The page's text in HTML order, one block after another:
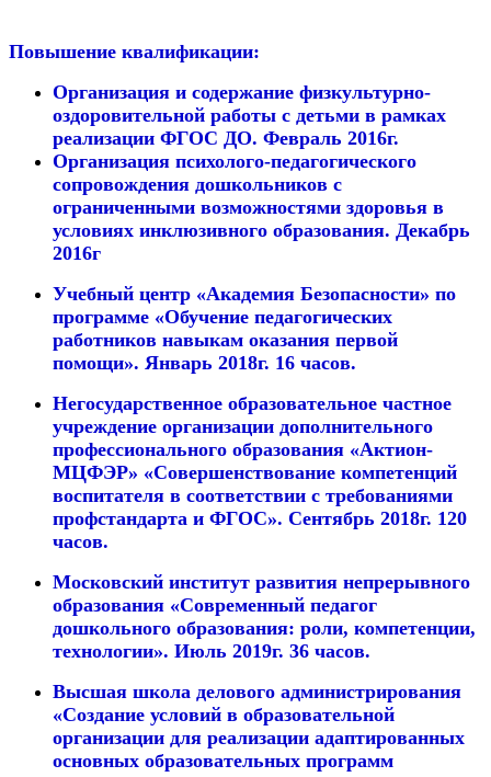
Повышение квалификации:
Организация и содержание физкультурно-
оздоровительной работы с детьми в рамках
реализации ФГОС ДО. Февраль 2016г.
Организация психолого-педагогического
сопровождения дошкольников с
ограниченными возможностями здоровья в
условиях инклюзивного образования. Декабрь
2016г
Учебный центр «Академия Безопасности» по
программе «Обучение педагогических
работников навыкам оказания первой
помощи». Январь 2018г. 16 часов.
Негосударственное образовательное частное
учреждение организации дополнительного
профессионального образования «Актион-
МЦФЭР» «Совершенствование компетенций
воспитателя в соответствии с требованиями
профстандарта и ФГОС». Сентябрь 2018г. 120
часов.
Московский институт развития непрерывного
образования «Современный педагог
дошкольного образования: роли, компетенции,
технологии». Июль 2019г. 36 часов.
Высшая школа делового администрирования
«Создание условий в образовательной
организации для реализации адаптированных
основных образовательных программ